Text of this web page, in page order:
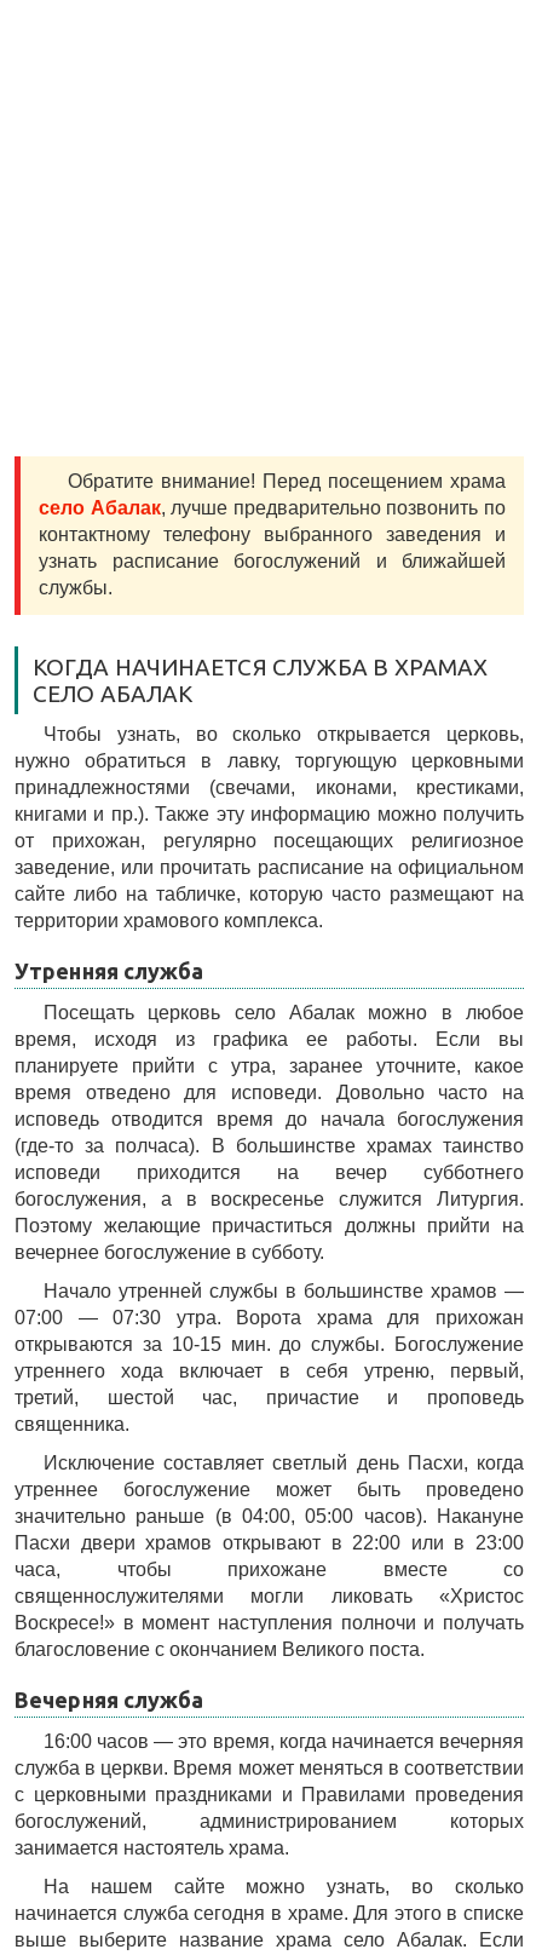
Обратите внимание! Перед посещением храма
село Абалак, лучше предварительно позвонить по
контактному телефону выбранного заведения и
узнать расписание богослужений и ближайшей
службы.
КОГДА НАЧИНАЕТСЯ СЛУЖБА В ХРАМАХ
СЕЛО АБАЛАК
Чтобы узнать, во сколько открывается церковь,
нужно обратиться в лавку, торгующую церковными
принадлежностями (свечами, иконами, крестиками,
книгами и пр.). Также эту информацию можно получить
от прихожан, регулярно посещающих религиозное
заведение, или прочитать расписание на официальном
сайте либо на табличке, которую часто размещают на
территории храмового комплекса.
Утренняя служба
Посещать церковь село Абалак можно в любое
время, исходя из графика ее работы. Если вы
планируете прийти с утра, заранее уточните, какое
время отведено для исповеди. Довольно часто на
исповедь отводится время до начала богослужения
(где-то за полчаса). В большинстве храмах таинство
исповеди приходится на вечер субботнего
богослужения, а в воскресенье служится Литургия.
Поэтому желающие причаститься должны прийти на
вечернее богослужение в субботу.
Начало утренней службы в большинстве храмов —
07:00 — 07:30 утра. Ворота храма для прихожан
открываются за 10-15 мин. до службы. Богослужение
утреннего хода включает в себя утреню, первый,
третий, шестой час, причастие и проповедь
священника.
Исключение составляет светлый день Пасхи, когда
утреннее богослужение может быть проведено
значительно раньше (в 04:00, 05:00 часов). Накануне
Пасхи двери храмов открывают в 22:00 или в 23:00
часа, чтобы прихожане вместе со
священнослужителями могли ликовать «Христос
Воскресе!» в момент наступления полночи и получать
благословение с окончанием Великого поста.
Вечерняя служба
16:00 часов — это время, когда начинается вечерняя
служба в церкви. Время может меняться в соответствии
с церковными праздниками и Правилами проведения
богослужений, администрированием которых
занимается настоятель храма.
На нашем сайте можно узнать, во сколько
начинается служба сегодня в храме. Для этого в списке
выше выберите название храма село Абалак. Если